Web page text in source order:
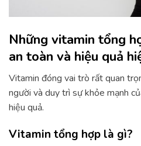
Những vitamin tổng
an toàn và hiệu quả
Vitamin đóng vai trò rất quan
người và duy trì sự khỏe mạnh
hiệu quả.
Vitamin tổng hợp là gì?